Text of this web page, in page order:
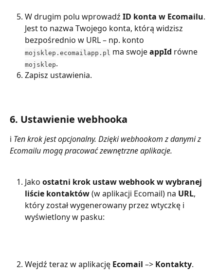
W drugim polu wprowadź ID konta w Ecomailu.
Jest to nazwa Twojego konta, którą widzisz
bezpośrednio w URL – np. konto
mojsklep.ecomailapp.pl ma swoje appId równe
mojsklep.
Zapisz ustawienia.
6. Ustawienie webhooka
ℹ️ Ten krok jest opcjonalny. Dzięki webhookom z danymi z
Ecomailu mogą pracować zewnętrzne aplikacje.
Jako ostatni krok ustaw webhookw wybranej
liście kontaktów (w aplikacji Ecomail) na URL,
który został wygenerowany przez wtyczkę i
wyświetlony w pasku:
Wejdź teraz w aplikację Ecomail –> Kontakty.